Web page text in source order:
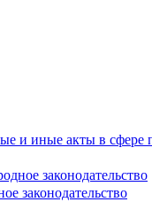
и иные акты в сфере
законодательство
законодательство